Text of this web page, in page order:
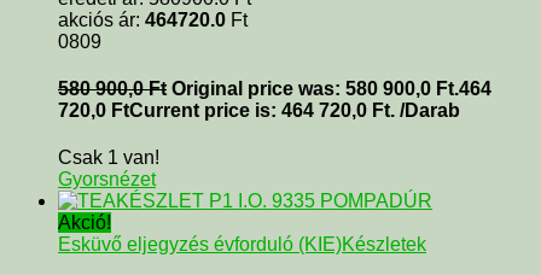
akciós ár: 464720.0 Ft
0809
580 900,0Ft Original price was: 580 900,0 Ft.464
720,0 FtCurrent price is: 464 720,0 Ft. /Darab
Csak 1 van!
Gyorsnézet
Akció!
Esküvő eljegyzés évforduló (KIE)Készletek